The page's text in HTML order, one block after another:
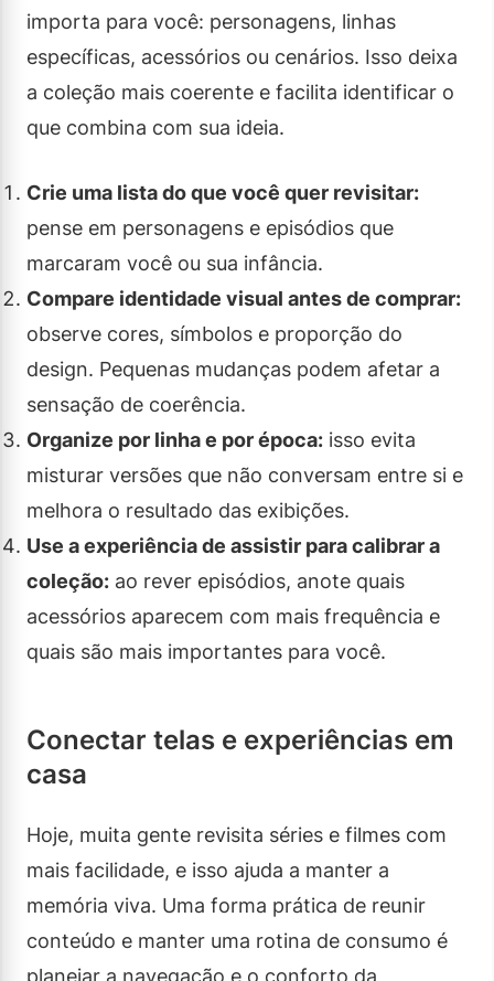
importa para você: personagens, linhas
específicas, acessórios ou cenários. Isso deixa
a coleção mais coerente e facilita identificar o
que combina com sua ideia.
Crie uma lista do que você quer revisitar:
pense em personagens e episódios que
marcaram você ou sua infância.
Compare identidade visual antes de comprar:
observe cores, símbolos e proporção do
design. Pequenas mudanças podem afetar a
sensação de coerência.
Organize por linha e por época: isso evita
misturar versões que não conversam entre si e
melhora o resultado das exibições.
Use a experiência de assistir para calibrar a
coleção: ao rever episódios, anote quais
acessórios aparecem com mais frequência e
quais são mais importantes para você.
Conectar telas e experiências em
casa
Hoje, muita gente revisita séries e filmes com
mais facilidade, e isso ajuda a manter a
memória viva. Uma forma prática de reunir
conteúdo e manter uma rotina de consumo é
planejar a navegação e o conforto da